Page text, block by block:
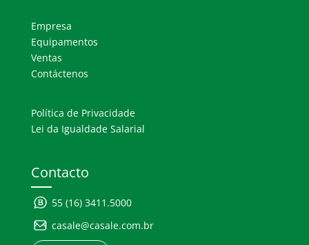
Empresa
Equipamentos
Ventas
Contáctenos
Política de Privacidade
Lei da Igualdade Salarial
Contacto
55 (16) 3411.5000
casale@casale.com.br